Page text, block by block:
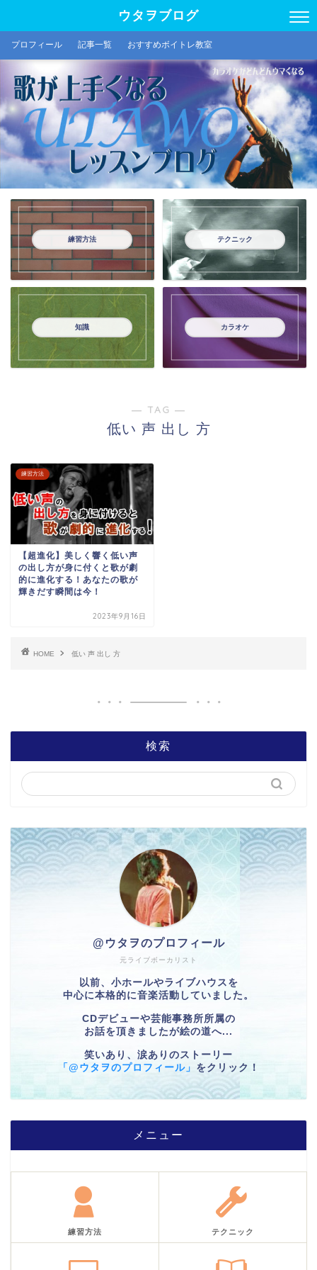
ウタヲブログ
プロフィール 記事一覧 おすすめボイトレ教室
練習方法 テクニック
知識 カラオケ
― TAG ―
低い 声 出し 方
練習方法
【超進化】美しく響く低い声
の出し方が身に付くと歌が劇
的に進化する！あなたの歌が
輝きだす瞬間は今！
2023年9月16日
HOME 低い 声 出し 方
検索
元ライブボーカリスト
@ウタヲのプロフィール
以前、小ホールやライブハウスを
中心に本格的に音楽活動していました。
CDデビューや芸能事務所所属の
お話を頂きましたが絵の道へ...
笑いあり、涙ありのストーリー
「@ウタヲのプロフィール」 をクリック！
メニュー
練習方法 テクニック